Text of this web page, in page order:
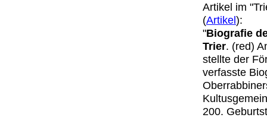
Artikel im
(Artikel):
"Biografie
Trier. (red)
stellte der
verfasste
200.